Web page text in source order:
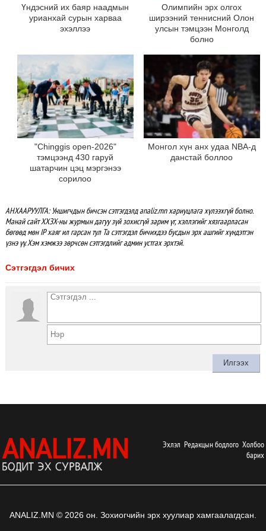
Үндэсний их баяр наадмын
урианхай сурын харваа
эхэллээ
Олимпийн эрх олгох
ширээний теннисний Олон
улсын тэмцээн Монголд
болно
"Chinggis open-2026"
тэмцээнд 430 гаруй
шатарчин цэц мэргэнээ
сорилоо
Монгол хүн анх удаа NBA-д
данстай боллоо
АНХААРУУЛГА: Уншигчдын бичсэн сэтгэгдэлд analiz.mn хариуцлага хүлээхгүй болно.
Манай сайт ХХЗХ-ны журмын дагуу зүй зохисгүй зарим үг, хэллэгийг хязгаарласан
бөгөөд мөн IP хаяг ил гарсан тул Та сэтгэгдэл бичихдээ бусдын эрх ашгийг хүндэтгэн
үзнэ үү. Хэм хэмжээ зөрчсөн сэтгэгдлийг админ устгах эрхтэй.
Сэтгэгдэл бичих
Эхлэл Редакцын бодлого Холбоо
барих
ANALIZ.MN © 2026 он. Зохиогчийн эрх хуулиар хамгаалагдсан.